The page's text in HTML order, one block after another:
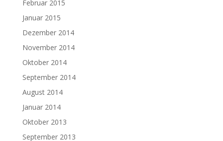
Februar 2015
Januar 2015
Dezember 2014
November 2014
Oktober 2014
September 2014
August 2014
Januar 2014
Oktober 2013
September 2013